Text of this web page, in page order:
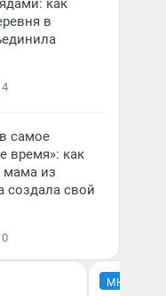
как
в
4
самое
время»: как
мама из
создала свой
МНЕНИЕ